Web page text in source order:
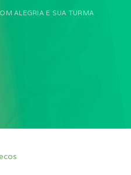
ALEGRIA E SUA TURMA